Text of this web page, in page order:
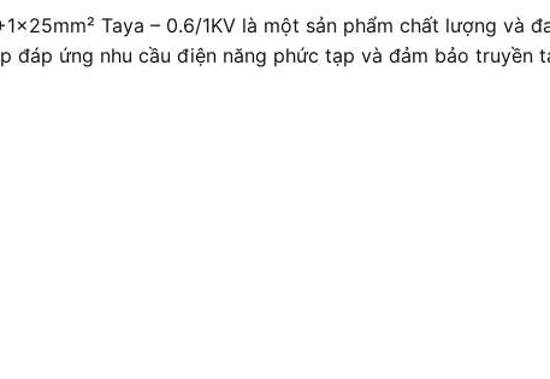
Taya – 0.6/1KV là một sản phẩm chất lượng và
đáp ứng nhu cầu điện năng phức tạp và đảm bảo truyền